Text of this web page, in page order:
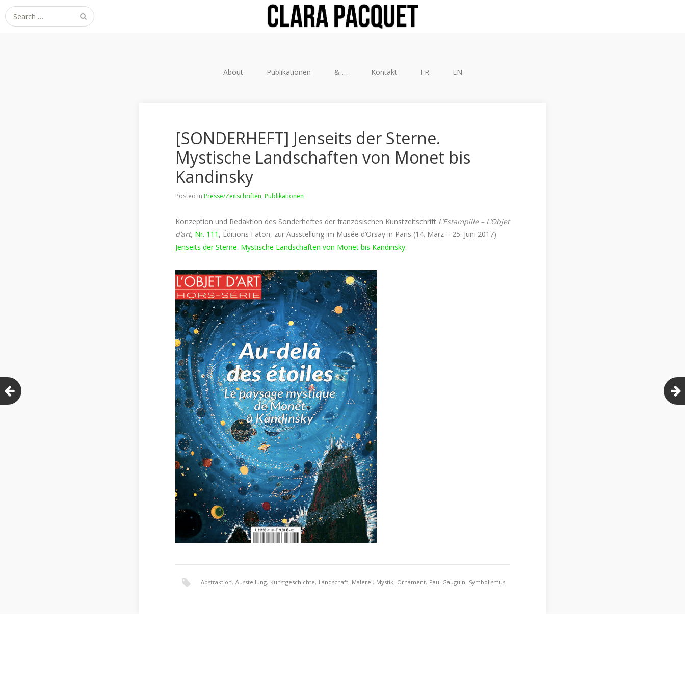
Search
for:
About Publikationen & … Kontakt FR EN
[SONDERHEFT] Jenseits der Sterne.
Mystische Landschaften von Monet bis
Kandinsky
Posted in Presse/Zeitschriften, Publikationen
Konzeption und Redaktion des Sonderheftes der französischen Kunstzeitschrift L’Estampille – L’Objet
d’art, Nr. 111 , Éditions Faton, zur Ausstellung im Musée d’Orsay in Paris (14. März – 25. Juni 2017)
Jenseits der Sterne. Mystische Landschaften von Monet bis Kandinsky.
Abstraktion, Ausstellung, Kunstgeschichte, Landschaft, Malerei, Mystik, Ornament, Paul Gauguin, Symbolismus